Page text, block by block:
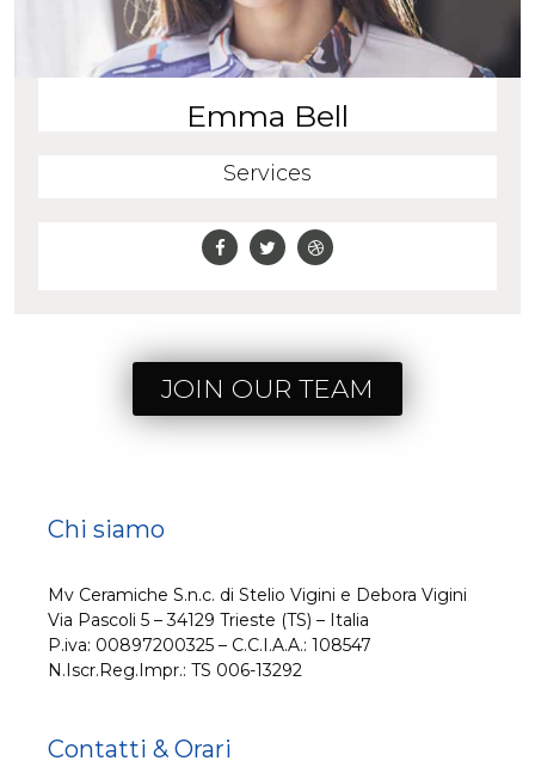
Emma Bell
Services
JOIN OUR TEAM
Chi siamo
Mv Ceramiche S.n.c. di Stelio Vigini e Debora Vigini
Via Pascoli 5 – 34129 Trieste (TS) – Italia
P.iva: 00897200325 – C.C.I.A.A.: 108547
N.Iscr.Reg.Impr.: TS 006-13292
Contatti & Orari